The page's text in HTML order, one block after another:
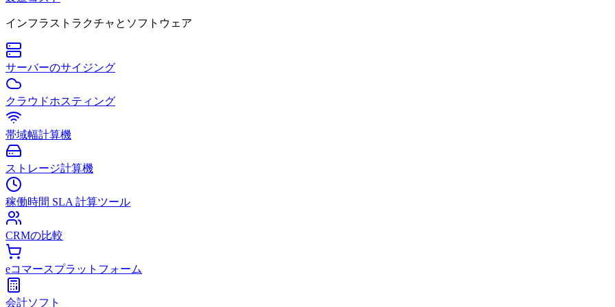
インフラストラクチャとソフトウェア
サーバーのサイジング
クラウドホスティング
帯域幅計算機
ストレージ計算機
稼働時間 SLA 計算ツール
CRMの比較
eコマースプラットフォーム
会計ソフト